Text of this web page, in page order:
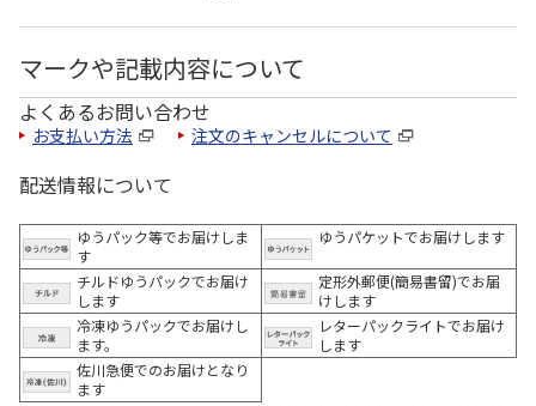
マークや記載内容について
よくあるお問い合わせ
お支払い方法 注文のキャンセルについて
配送情報について
ゆうパック等でお届けしま
す
ゆうパケットでお届けします
チルドゆうパックでお届け
します
定形外郵便(簡易書留)でお届
けします
冷凍ゆうパックでお届けし
ます。
レターパックライトでお届け
します
佐川急便でのお届けとなり
ます